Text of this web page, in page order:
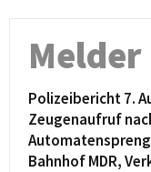
Melder
Polizeibericht 7.
Zeugenaufruf
Bahnhof MDR,